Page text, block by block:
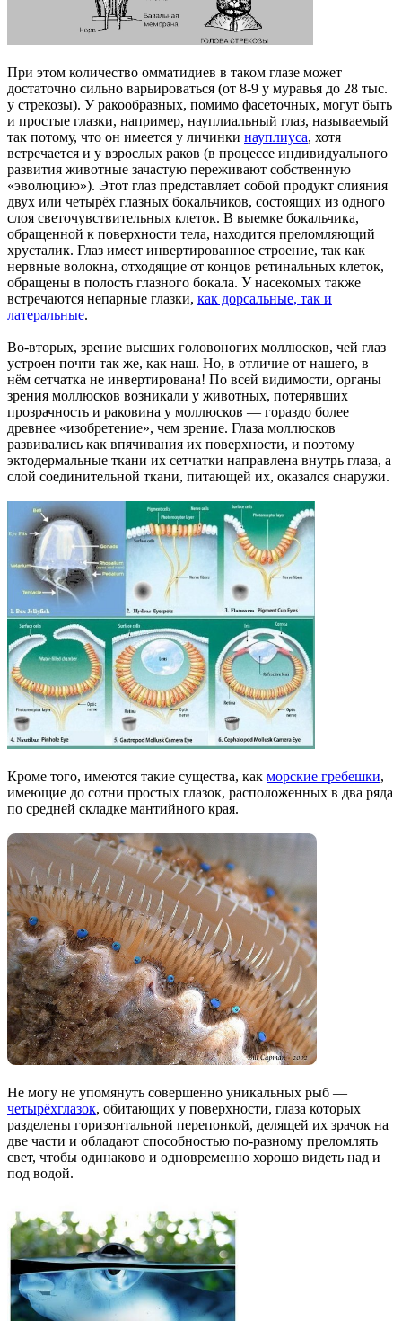
При этом количество омматидиев в таком глазе может
достаточно сильно варьироваться (от 8-9 у муравья до 28 тыс.
у стрекозы). У ракообразных, помимо фасеточных, могут быть
и простые глазки, например, науплиальный глаз, называемый
так потому, что он имеется у личинки науплиуса, хотя
встречается и у взрослых раков (в процессе индивидуального
развития животные зачастую переживают собственную
«эволюцию»). Этот глаз представляет собой продукт слияния
двух или четырёх глазных бокальчиков, состоящих из одного
слоя светочувствительных клеток. В выемке бокальчика,
обращенной к поверхности тела, находится преломляющий
хрусталик. Глаз имеет инвертированное строение, так как
нервные волокна, отходящие от концов ретинальных клеток,
обращены в полость глазного бокала. У насекомых также
встречаются непарные глазки, как дорсальные, так и
латеральные.
Во-вторых, зрение высших головоногих моллюсков, чей глаз
устроен почти так же, как наш. Но, в отличие от нашего, в
нём сетчатка не инвертирована! По всей видимости, органы
зрения моллюсков возникали у животных, потерявших
прозрачность и раковина у моллюсков — гораздо более
древнее «изобретение», чем зрение. Глаза моллюсков
развивались как впячивания их поверхности, и поэтому
эктодермальные ткани их сетчатки направлена внутрь глаза, а
слой соединительной ткани, питающей их, оказался снаружи.
Кроме того, имеются такие существа, как морские гребешки,
имеющие до сотни простых глазок, расположенных в два ряда
по средней складке мантийного края.
Не могу не упомянуть совершенно уникальных рыб —
четырёхглазок, обитающих у поверхности, глаза которых
разделены горизонтальной перепонкой, делящей их зрачок на
две части и обладают способностью по-разному преломлять
свет, чтобы одинаково и одновременно хорошо видеть над и
под водой.